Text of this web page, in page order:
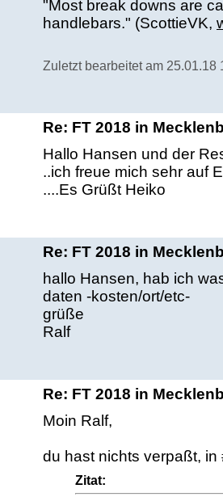
"Most break downs are
handlebars." (ScottieVK,
Zuletzt bearbeitet am 25.01.18
Re: FT 2018 in
Hallo Hansen und der
..ich freue mich sehr auf
....Es Grüßt Heiko
Re: FT 2018 in
hallo Hansen, hab ich
daten -kosten/ort/etc-
grüße
Ralf
Re: FT 2018 in
Moin Ralf,
du hast nichts verpaßt, in
Zitat: